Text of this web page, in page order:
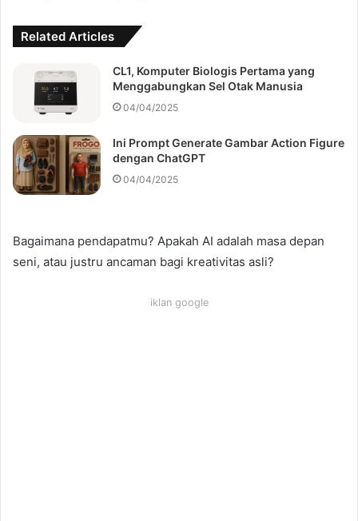
Related Articles
CL1, Komputer Biologis Pertama yang
Menggabungkan Sel Otak Manusia
04/04/2025
Ini Prompt Generate Gambar Action Figure
dengan ChatGPT
04/04/2025
Bagaimana pendapatmu? Apakah AI adalah masa depan
seni, atau justru ancaman bagi kreativitas asli?
iklan google